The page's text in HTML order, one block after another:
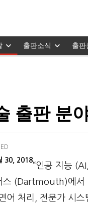
출판소식 출판
출판 분
30, 2018
“인공 지능
스 (Dartmouth)에서
어 처리, 전문가 시